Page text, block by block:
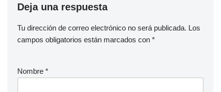
Deja una respuesta
Tu dirección de correo electrónico no será publicada. Los
campos obligatorios están marcados con *
Nombre *